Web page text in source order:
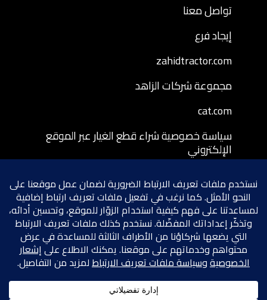
تواصل معنا
إيجاد فرع
zahidtractor.com
مجموعة شركات الزاهد
cat.com
سياسة خصوصية شراء قطع الغيار عبر الموقع
الإلكتروني
الإلكتروني
سياسة إرجاع قطع الغيار المشتراة عبر الموقع
الإلكتروني
شروط الخصوصية
سياسة ملفات تعريف الارتباط